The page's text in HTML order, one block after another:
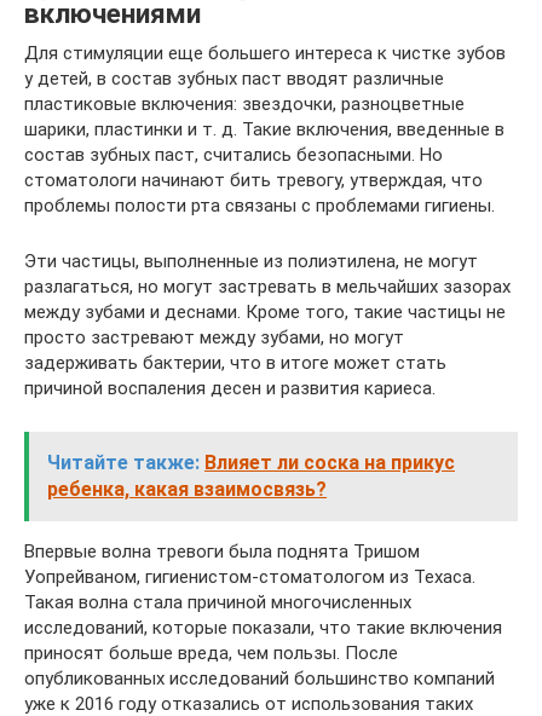
включениями
Для стимуляции еще большего интереса к чистке зубов
у детей, в состав зубных паст вводят различные
пластиковые включения: звездочки, разноцветные
шарики, пластинки и т. д. Такие включения, введенные в
состав зубных паст, считались безопасными. Но
стоматологи начинают бить тревогу, утверждая, что
проблемы полости рта связаны с проблемами гигиены.
Эти частицы, выполненные из полиэтилена, не могут
разлагаться, но могут застревать в мельчайших зазорах
между зубами и деснами. Кроме того, такие частицы не
просто застревают между зубами, но могут
задерживать бактерии, что в итоге может стать
причиной воспаления десен и развития кариеса.
Читайте также: Влияет ли соска на прикус
ребенка, какая взаимосвязь?
Впервые волна тревоги была поднята Тришом
Уопрейваном, гигиенистом-стоматологом из Техаса.
Такая волна стала причиной многочисленных
исследований, которые показали, что такие включения
приносят больше вреда, чем пользы. После
опубликованных исследований большинство компаний
уже к 2016 году отказались от использования таких